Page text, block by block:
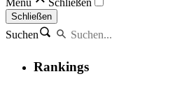
Menü Schließen
Schließen
Suchen
Rankings